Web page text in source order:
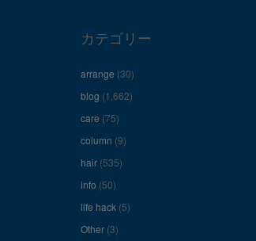
カテゴリー
arrange (30)
blog (1,662)
care (75)
column (9)
hair (535)
info (50)
life hack (5)
Other (3)